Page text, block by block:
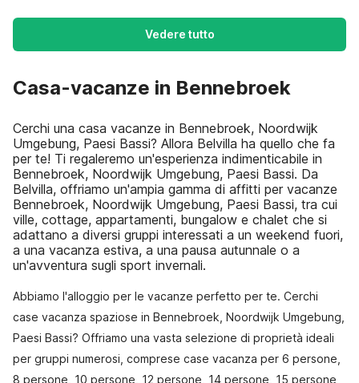
Vedere tutto
Casa-vacanze in Bennebroek
Cerchi una casa vacanze in Bennebroek, Noordwijk
Umgebung, Paesi Bassi? Allora Belvilla ha quello che fa
per te! Ti regaleremo un'esperienza indimenticabile in
Bennebroek, Noordwijk Umgebung, Paesi Bassi. Da
Belvilla, offriamo un'ampia gamma di affitti per vacanze
Bennebroek, Noordwijk Umgebung, Paesi Bassi, tra cui
ville, cottage, appartamenti, bungalow e chalet che si
adattano a diversi gruppi interessati a un weekend fuori,
a una vacanza estiva, a una pausa autunnale o a
un'avventura sugli sport invernali.
Abbiamo l'alloggio per le vacanze perfetto per te. Cerchi
case vacanza spaziose in Bennebroek, Noordwijk Umgebung,
Paesi Bassi? Offriamo una vasta selezione di proprietà ideali
per gruppi numerosi, comprese case vacanza per 6 persone,
8 persone, 10 persone, 12 persone, 14 persone, 15 persone